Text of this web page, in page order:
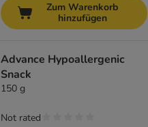
Zum Warenkorb
hinzufügen
Advance Hypoallergenic
Snack
150 g
Not rated